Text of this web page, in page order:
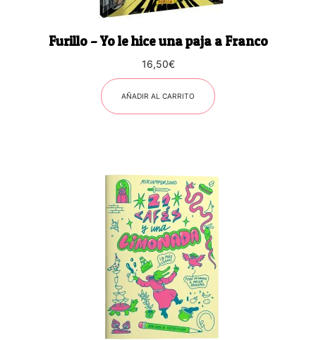
Furillo – Yo le hice una paja a Franco
16,50€
AÑADIR AL CARRITO